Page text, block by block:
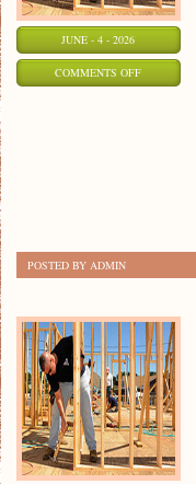
JUNE - 4 - 2026
COMMENTS OFFON
POSTED BY ADMIN